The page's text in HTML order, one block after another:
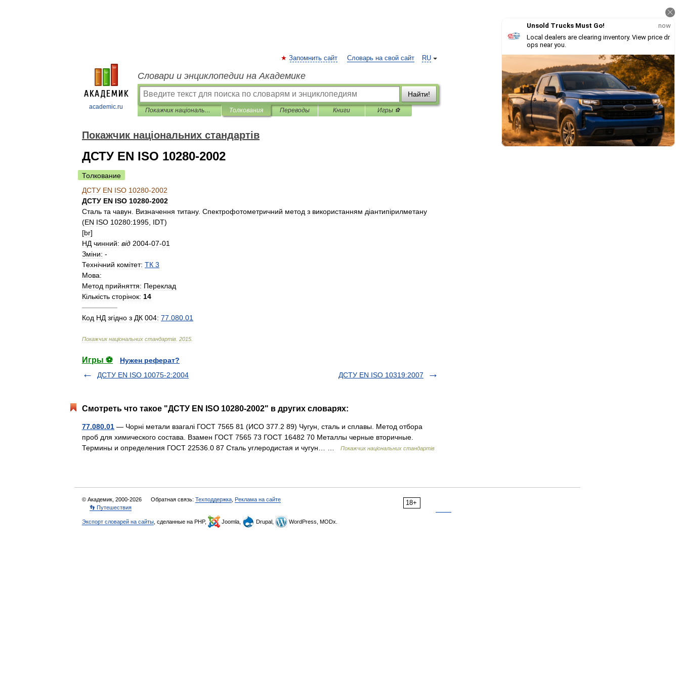
academic.ru
RU
Запомнить сайт Словарь на свой сайт
Словари и энциклопедии на Академике
Найти!
Покажчик національних стандартів Толкования Переводы Книги Игры ⚽
Покажчик національних стандартів
ДСТУ EN ISO 10280-2002
Толкование
ДСТУ EN ISO 10280-2002
ДСТУ EN ISO 10280-2002
Сталь та чавун Визначення титану. Спектрофотометричний метод з використанням діантипірилметану
(EN ISO 10280:1995 IDT)
[br]
НД чинний: від 2004-07-01
Зміни: -
Технічний комітет: ТК 3
Мова:
Метод прийняття: Переклад
Кількість сторінок: 14
—————
Код НД згідно з ДК 004: 77 080 01
Покажчик національних стандартів 2015
Игры ⚽
Нужен реферат?
ДСТУ EN ISO 10075-2:2004
ДСТУ EN ISO 10319:2007
Смотреть что такое "ДСТУ EN ISO 10280-2002" в других словарях:
77.080.01 — Чорні метали взагалі ГОСТ 7565 81 (ИСО 377.2 89) Чугун, сталь и сплавы. Метод отбора
проб для химического состава. Взамен ГОСТ 7565 73 ГОСТ 16482 70 Металлы черные вторичные.
Термины и определения ГОСТ 22536.0 87 Сталь углеродистая и чугун… …
Покажчик національних стандартів
18+
© Академик, 2000-2026 Обратная связь: Техподдержка Реклама на сайте
👣 Путешествия
Экспорт словарей на сайты , сделанные на PHP, Joomla, Drupal, WordPress, MODx.